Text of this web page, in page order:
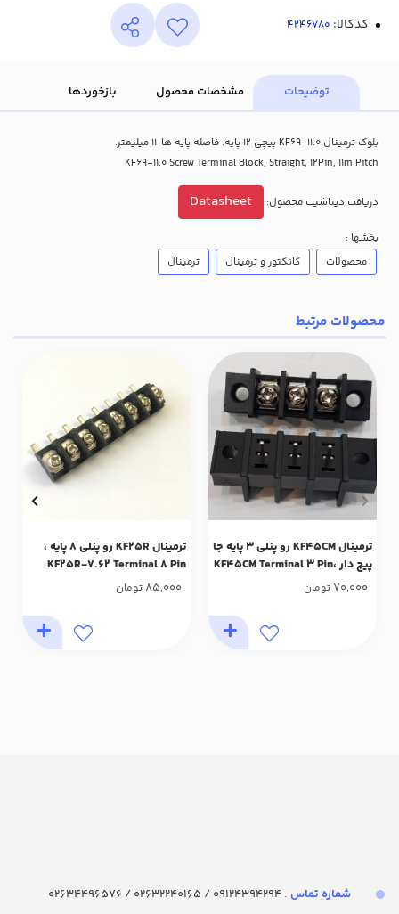
کدکالا:
توضیحات مشخصات محصول بازخوردها
بلوک ترمینال KF69-11.0 پیچی 12 پایه. فاصله پایه ها 11 میلیمتر.
KF69-11.0 Screw Terminal Block, Straight, 12Pin, 11m Pitch
دریافت دیتاشیت محصول: Datasheet
بخشها :
محصولات
کانکتور و ترمینال ترمینال
محصولات مرتبط
ترمینال KF45CM رو پنلی 3 پایه جا
پیچ دار ،KF45CM Terminal 3 Pin
70,000تومان
ترمینال KF25R رو پنلی 8 پایه ،
KF25R-7.62 Terminal 8 Pin ‌‌
85,000تومان
شماره تماس‌ : 09124394294 / 02632240165 / 02634496576